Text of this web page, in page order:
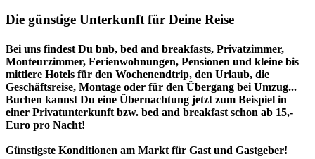
Die günstige Unterkunft für Deine Reise
Bei uns findest Du bnb, bed and breakfasts, Privatzimmer,
Monteurzimmer, Ferienwohnungen, Pensionen und kleine bis
mittlere Hotels für den Wochenendtrip, den Urlaub, die
Geschäftsreise, Montage oder für den Übergang bei Umzug...
Buchen kannst Du eine Übernachtung jetzt zum Beispiel in
einer Privatunterkunft bzw. bed and breakfast schon ab 15,-
Euro pro Nacht!
Günstigste Konditionen am Markt für Gast und Gastgeber!